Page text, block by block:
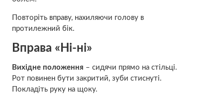
Повторіть вправу, нахиляючи голову в
протилежний бік.
Вправа «Ні-ні»
Вихідне положення – сидячи прямо на стільці.
Рот повинен бути закритий, зуби стиснуті.
Покладіть руку на щоку.